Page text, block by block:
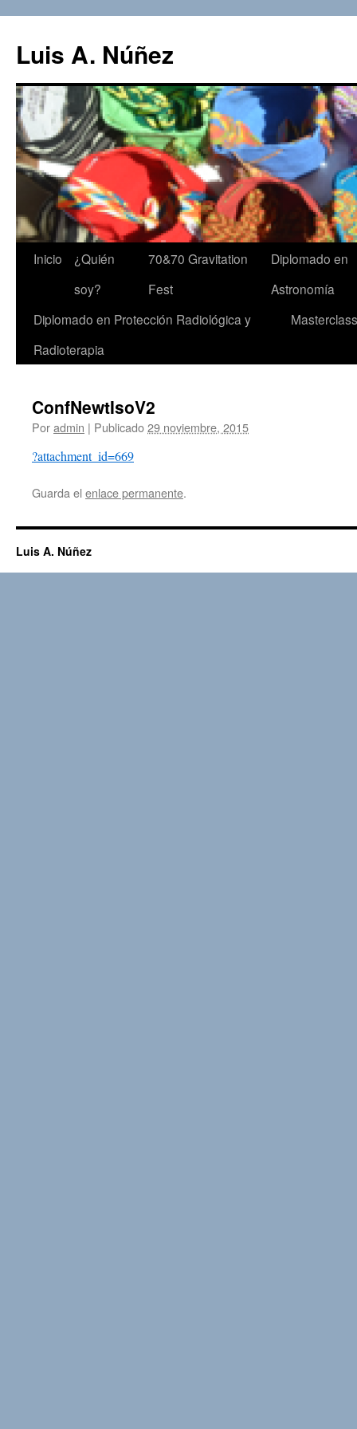
Luis A. Núñez
Saltar
contenido
Inicio
¿Quién
soy?
70&70 Gravitation
Fest
Diplomado en
Astronomía
Diplomado en Protección Radiológica y
Radioterapia
ConfNewtIsoV2
Poradmin | Publicado29 noviembre, 2015
?attachment_id=669
Guarda el enlace permanente.
Luis A. Núñez